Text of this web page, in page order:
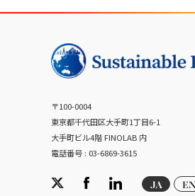
〒100-0004
東京都千代田区大手町1丁目6-1
大手町ビル4階 FINOLAB 内
電話番号 : 03-6869-3615
JA